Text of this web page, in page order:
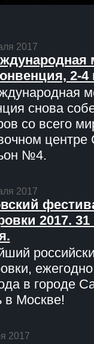
2017
2-
снова
со всего
центре
№4.
2017
2017. 31
в городе
в Москве!
2017